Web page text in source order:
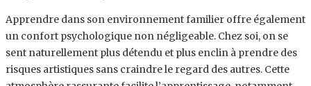
Apprendre dans son environnement familier offre également
un confort psychologique non négligeable. Chez soi, on se
sent naturellement plus détendu et plus enclin à prendre des
risques artistiques sans craindre le regard des autres. Cette